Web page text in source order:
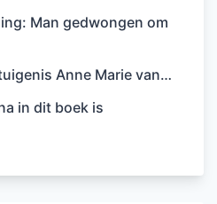
Man gedwongen om
Anne Marie van…
in dit boek is